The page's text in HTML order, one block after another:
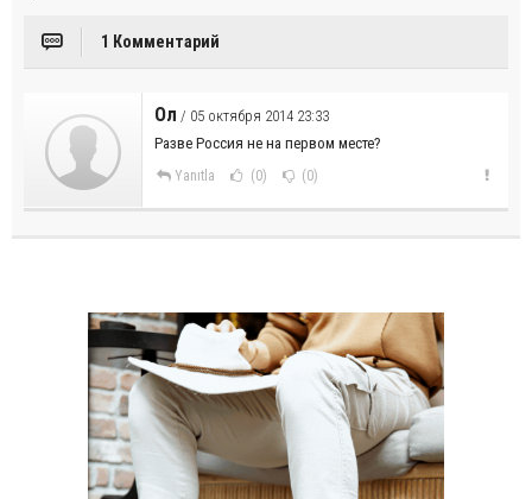
1 Комментарий
Ол / 05 октября 2014 23:33
Разве Россия не на первом месте?
Yanıtla (0) (0)